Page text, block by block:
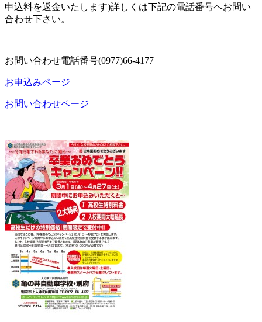
申込料を返金いたします)詳しくは下記の電話番号へお問い
合わせ下さい。
お問い合わせ電話番号(0977)66-4177
お申込みページ
お問い合わせページ